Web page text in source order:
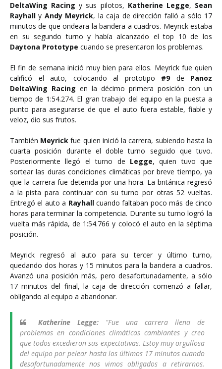
DeltaWing Racing y sus pilotos, Katherine Legge, Sean
Rayhall y Andy Meyrick, la caja de dirección falló a sólo 17
minutos de que ondeara la bandera a cuadros. Meyrick estaba
en su segundo turno y había alcanzado el top 10 de los
Daytona Prototype cuando se presentaron los problemas.
El fin de semana inició muy bien para ellos. Meyrick fue quien
calificó el auto, colocando al prototipo #9de Panoz
DeltaWing Racing en la décimo primera posición con un
tiempo de 1:54.274. El gran trabajo del equipo en la puesta a
punto para asegurarse de que el auto fuera estable, fiable y
veloz, dio sus frutos.
También Meyrick fue quien inició la carrera, subiendo hasta la
cuarta posición durante el doble turno seguido que tuvo.
Posteriormente llegó el turno de Legge, quien tuvo que
sortear las duras condiciones climáticas por breve tiempo, ya
que la carrera fue detenida por una hora. La británica regresó
a la pista para continuar con su turno por otras 52 vueltas.
Entregó el auto a Rayhallcuando faltaban poco más de cinco
horas para terminar la competencia. Durante su turno logró la
vuelta más rápida, de 1:54.766 y colocó el auto en la séptima
posición.
Meyrick regresó al auto para su tercer y último turno,
quedando dos horas y 15 minutos para la bandera a cuadros.
Avanzó una posición más, pero desafortunadamente, a sólo
17 minutos del final, la caja de dirección comenzó a fallar,
obligando al equipo a abandonar.
Katherine Legge:
"Fue una carrera llena de
problemas en condiciones climáticas cambiantes y creo
que todos excedieron sus expectativas. Estoy muy orgullosa
del equipo por pelear hasta los últimos 17 minutos cuando
desafortunadamente nos vimos obligados a retirarnos.